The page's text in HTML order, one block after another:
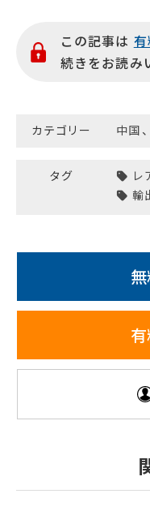
この記事は
続きをお読み
カテゴリー 中国 、
タグ レ
輸